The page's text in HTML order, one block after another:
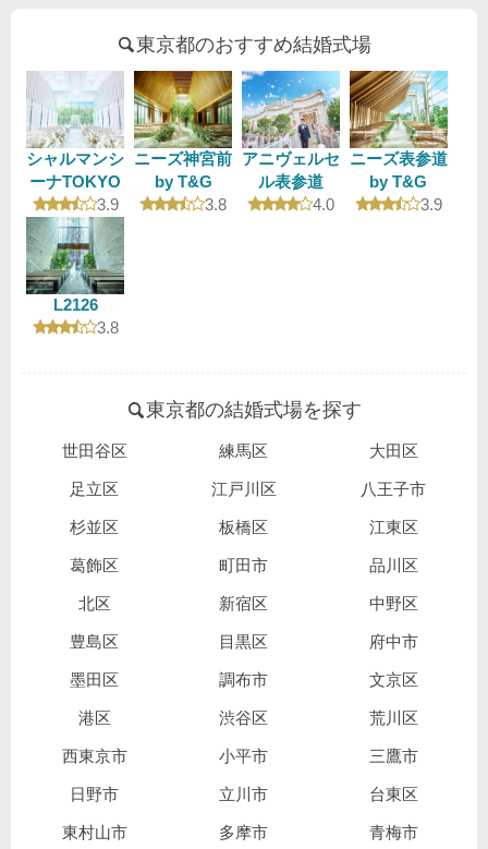
東京都のおすすめ結婚式場
シャルマンシ
ーナTOKYO
口コミ評価
3.9
ニーズ神宮前
by T&G
口コミ評価
3.8
アニヴェルセ
ル表参道
口コミ評価
4.0
ニーズ表参道
by T&G
口コミ評
3.9
L2126
口コミ評価
3.8
東京都の結婚式場を探す
世田谷区 練馬区 大田区
足立区 江戸川区 八王子市
杉並区 板橋区 江東区
葛飾区 町田市 品川区
北区 新宿区 中野区
豊島区 目黒区 府中市
墨田区 調布市 文京区
港区 渋谷区 荒川区
西東京市 小平市 三鷹市
日野市 立川市 台東区
東村山市 多摩市 青梅市